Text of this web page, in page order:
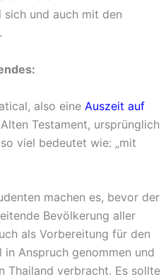
sich und auch mit den
also eine Auszeit auf
Testament, ursprünglich
viel bedeutet wie: „mit
machen es, bevor der
Bevölkerung aller
als Vorbereitung für den
Anspruch genommen und
Thailand verbracht. Es sollte